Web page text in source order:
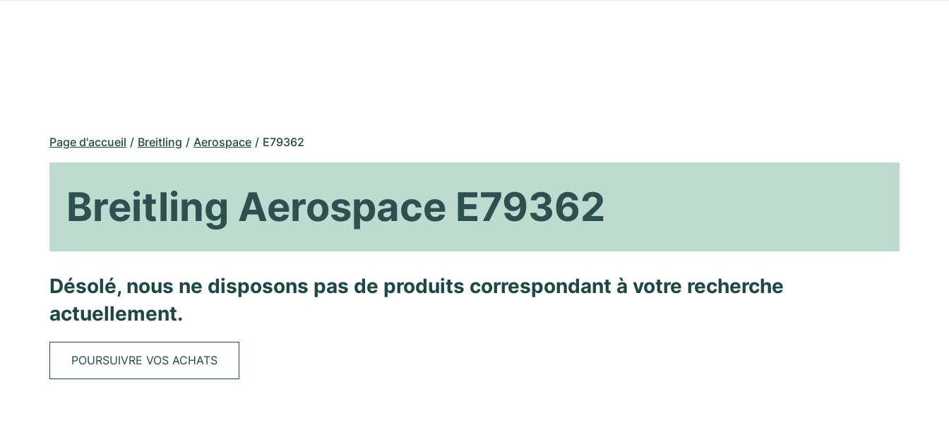
Page d'accueil Breitling Aerospace E79362
Breitling Aerospace E79362
Désolé, nous ne disposons pas de produits correspondant à votre recherche
actuellement.
POURSUIVRE VOS ACHATS